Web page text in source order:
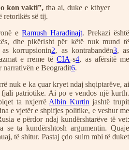
kon vakti”, tha ai, duke e kthyer
retorikës së tij.
e Ramush Haradinajt. Prekazi është
dhe pikërisht për këtë nuk mund të
korrupsionin2, as kontrabandën3, as
e rreme tëCIA-s4, as afërsitë me
narrativën e Beogradit6.
nuk e ka çuar kryet ndaj shqiptarëve, ai
patriotike. Ai po e vendos një kurth.
ta nxjerrë Albin Kurtin jashtë trupit
e vjetër e shpifjes politike, e veshur me
e përdor ndaj kundërshtarëve të vet:
se ta kundërshtosh argumentin. Quaje
të shitur. Pastaj çdo sulm mbi të duket